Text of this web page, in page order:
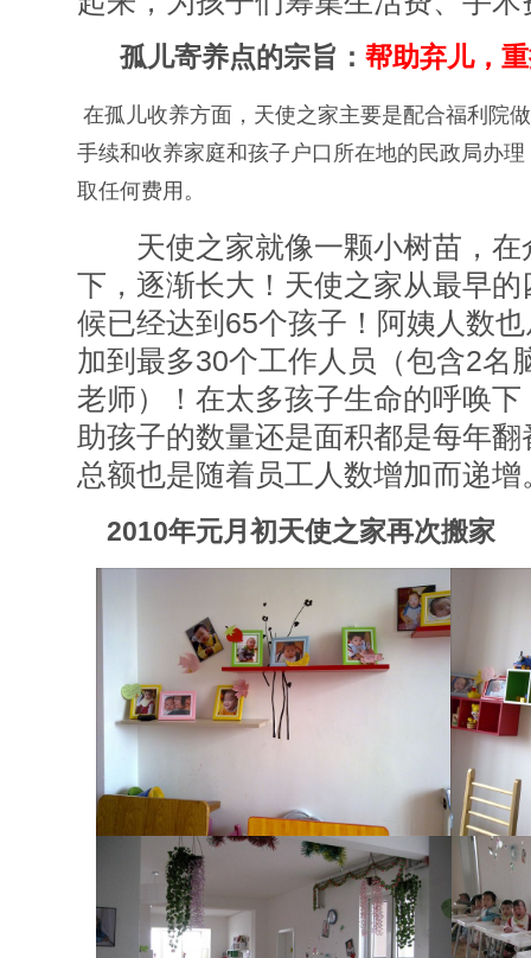
孤儿寄养点的宗旨： 帮助弃儿，
在孤儿收养方面，天使之家主要是配合福利院
手续和收养家庭和孩子户口所在地的民政局办
取任何费用。
天使之家就像一颗小树苗，在
下，逐渐长大！天使之家从最早
候已经达到65个孩子！阿姨人数
加到最多30个工作人员（包含2名
老师）！在太多孩子生命的呼唤
助孩子的数量还是面积都是每年
总额也是随着员工人数增加而递增
2010年元月初天使之家再次搬家